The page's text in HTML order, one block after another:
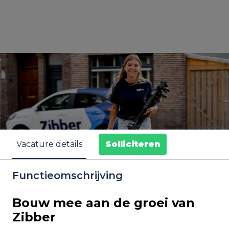
Vacature details Solliciteren
Functieomschrijving
Bouw mee aan de groei van
Zibber